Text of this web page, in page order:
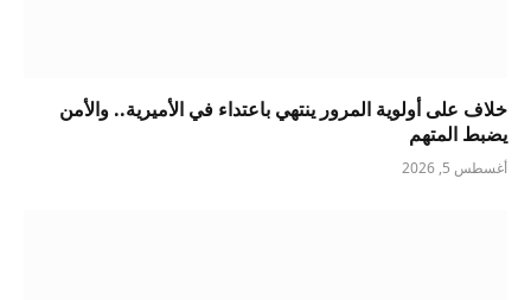
خلاف على أولوية المرور ينتهي باعتداء في الأميرية.. والأمن
يضبط المتهم
أغسطس 5, 2026